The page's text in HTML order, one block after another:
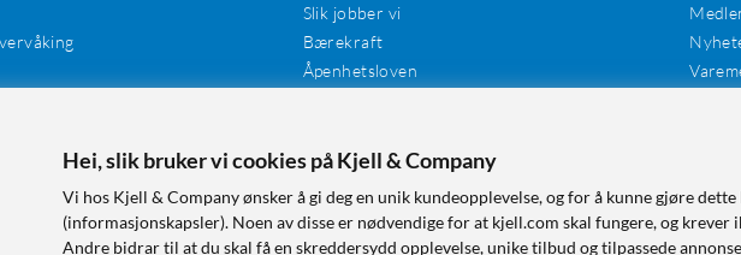
Slik jobber vi
Bærekraft
Åpenhetsloven
Tilgjengelighet
Hei, slik bruker vi cookies på Kjell & Company
Vi hos Kjell & Company ønsker å gi deg en unik kundeopplevelse, og for å kunne gjøre
(informasjonskapsler). Noen av disse er nødvendige for at kjell.com skal fungere, og krever
Andre bidrar til at du skal få en skreddersydd opplevelse, unike tilbud og tilpassede